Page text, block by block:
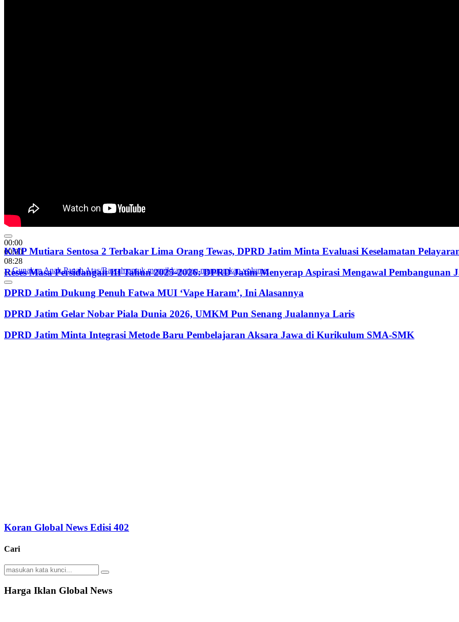
00:00
00:00
08:28
Gunakan Anak Panah Atas/Bawah untuk menaikkan atau menurunkan volume.
KMP Mutiara Sentosa 2 Terbakar Lima Orang Tewas, DPRD Jatim Minta Evaluasi Keselamatan
Reses Masa Persidangan III Tahun 2025-2026: DPRD Jatim Menyerap Aspirasi Mengawal Pembangunan
DPRD Jatim Dukung Penuh Fatwa MUI ‘Vape Haram’, Ini Alasannya
DPRD Jatim Gelar Nobar Piala Dunia 2026, UMKM Pun Senang Jualannya Laris
DPRD Jatim Minta Integrasi Metode Baru Pembelajaran Aksara Jawa di Kurikulum SMA-SMK
Koran Global News Edisi 402
Cari
Search
for:
Search
Harga Iklan Global News